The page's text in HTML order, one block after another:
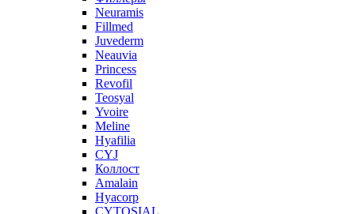
Neuramis
Fillmed
Juvederm
Neauvia
Princess
Revofil
Teosyal
Yvoire
Meline
Hyafilia
CYJ
Коллост
Amalain
Hyacorp
CYTOSIAL